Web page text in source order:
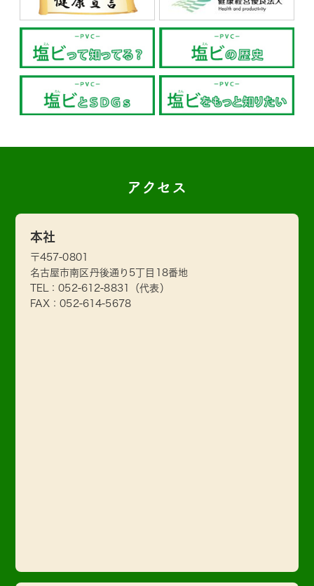
アクセス
本社
〒457-0801
名古屋市南区丹後通り5丁目18番地
TEL：052-612-8831
（代表）
FAX：052-614-5678